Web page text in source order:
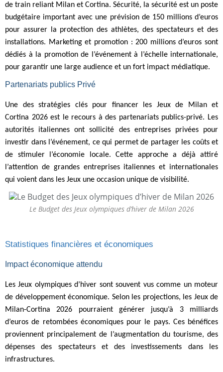
de train reliant Milan et Cortina. Sécurité, l a sécurité est un poste
budgétaire important avec une prévision de 150 millions d’euros
pour assurer la protection des athlètes, des spectateurs et des
installations. Marketing et promotion : 200 millions d’euros sont
dédiés à la promotion de l’événement à l’échelle internationale,
pour garantir une large audience et un fort impact médiatique.
Partenariats publics Privé
Une des stratégies clés pour financer les Jeux de Milan et
Cortina 2026 est le recours à des partenariats publics-privé. Les
autorités italiennes ont sollicité des entreprises privées pour
investir dans l’événement, ce qui permet de partager les coûts et
de stimuler l’économie locale. Cette approche a déjà attiré
l’attention de grandes entreprises italiennes et internationales
qui voient dans les Jeux une occasion unique de visibilité.
Le Budget des Jeux olympiques d’hiver de Milan 2026
Statistiques financières et économiques
Impact économique attendu
Les Jeux olympiques d’hiver sont souvent vus comme un moteur
de développement économique. Selon les projections, les Jeux de
Milan-Cortina 2026 pourraient générer jusqu’à 3 milliards
d’euros de retombées économiques pour le pays. Ces bénéfices
proviennent principalement de l’augmentation du tourisme, des
dépenses des spectateurs et des investissements dans les
infrastructures.